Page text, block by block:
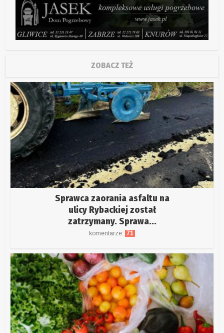
ZOBACZ TEŻ
Sprawca zaorania asfaltu na
ulicy Rybackiej został
zatrzymany. Sprawa...
komentarze: 71